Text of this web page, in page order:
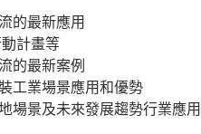
的最新應用
計畫等
的最新案例
工業場景應用和優勢
場景及未來發展趨勢行業應用